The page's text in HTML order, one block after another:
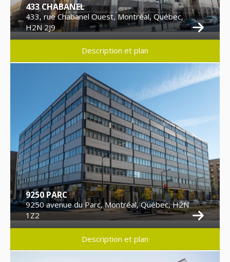
433 CHABANEL
433, rue Chabanel Ouest, Montréal, Québec,
H2N 2J9
Description et plan
9250 PARC
9250 avenue du Parc, Montréal, Québec, H2N
1Z2
Description et plan